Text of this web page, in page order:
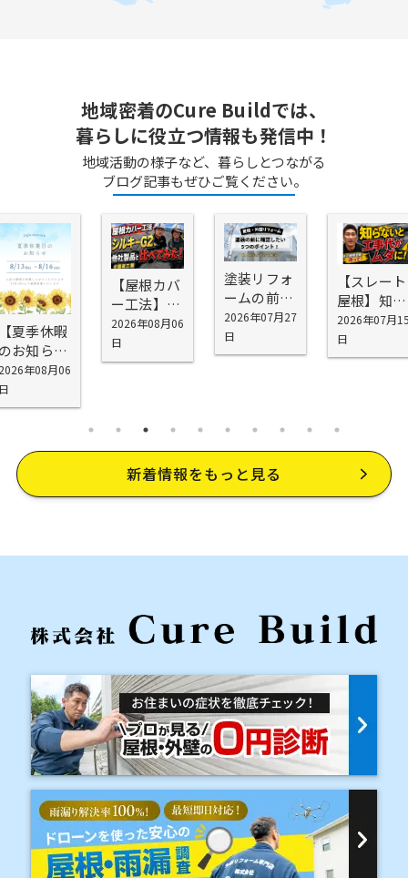
地域密着のCure Buildでは、
暮らしに役立つ情報も発信中！
地域活動の様子など、暮らしとつながる
ブログ記事もぜひご覧ください。
夏季休暇
お知ら
】年08月06
【屋根カバ
ー工法】シ
スキーG2を
お勧めする
理由
2026年08月06
日
塗装リフォ
ームの前に
確認したい
5つの場所
｜外壁塗装
ト
2026年07月27
日
【スレート
屋根】知ら
ないと工事
代が無駄に
なる！屋根
理由
2026年07月
日
新着情報をもっと見る